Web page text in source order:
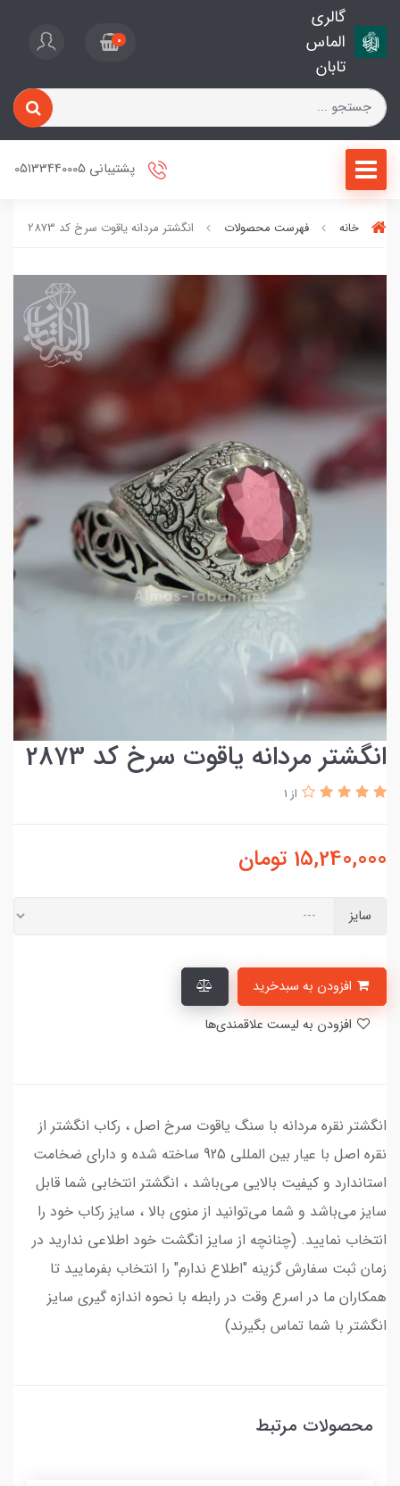
گالری
الماس
تابان
0
پشتیبانی 05133440005
خانه فهرست محصولات انگشتر مردانه یاقوت سرخ کد 2873
انگشتر مردانه یاقوت سرخ کد 2873
از 1
15,240,000 تومان
سایز
انگشتر نقره مردانه با سنگ یاقوت سرخ اصل ، رکاب انگشتر از
نقره اصل با عیار بین المللی 925 ساخته شده و دارای ضخامت
استاندارد و کیفیت بالایی می‌باشد ، انگشتر انتخابی شما قابل
سایز می‌باشد و شما می‌توانید از منوی بالا ، سایز رکاب خود را
انتخاب نمایید. (چنانچه از سایز انگشت خود اطلاعی ندارید در
زمان ثبت سفارش گزینه "اطلاع ندارم" را انتخاب بفرمایید تا
همکاران ما در اسرع وقت در رابطه با نحوه اندازه گیری سایز
انگشتر با شما تماس بگیرند)
محصولات مرتبط